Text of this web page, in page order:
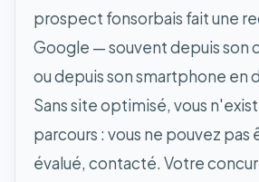
prospect fonsorbais fait une
Google — souvent depuis son
ou depuis son smartphone en
Sans site optimisé, vous
parcours : vous ne pouvez
évalué, contacté. Votre